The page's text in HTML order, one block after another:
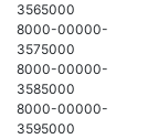
3565000
8000-00000-
3575000
8000-00000-
3585000
8000-00000-
3595000